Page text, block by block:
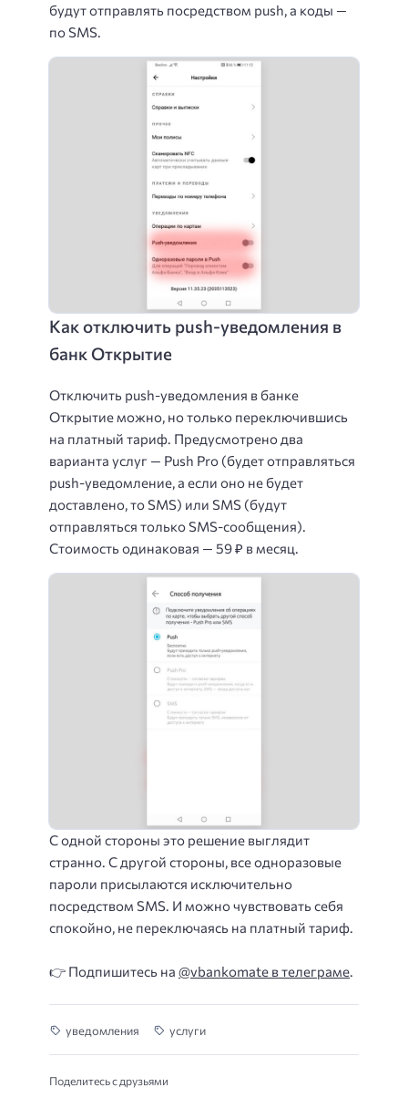
будут отправлять посредством push, а коды —
по SMS.
Как отключить push-уведомления в
банк Открытие
Отключить push-уведомления в банке
Открытие можно, но только переключившись
на платный тариф. Предусмотрено два
варианта услуг — Push Pro (будет отправляться
push-уведомление, а если оно не будет
доставлено, то SMS) или SMS (будут
отправляться только SMS-сообщения).
Стоимость одинаковая — 59 ₽ в месяц.
С одной стороны это решение выглядит
странно. С другой стороны, все одноразовые
пароли присылаются исключительно
посредством SMS. И можно чувствовать себя
спокойно, не переключаясь на платный тариф.
👉 Подпишитесь на @vbankomate в телеграме
уведомления услуги
Поделитесь с друзьями